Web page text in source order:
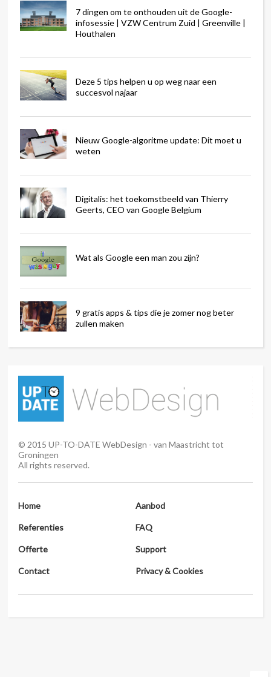
7 dingen om te onthouden uit de Google-
infosessie | VZW Centrum Zuid | Greenville |
Houthalen
Deze 5 tips helpen u op weg naar een
succesvol najaar
Nieuw Google-algoritme update: Dit moet u
weten
Digitalis: het toekomstbeeld van Thierry
Geerts, CEO van Google Belgium
Wat als Google een man zou zijn?
9 gratis apps & tips die je zomer nog beter
zullen maken
© 2015 UP-TO-DATE WebDesign - van Maastricht tot
Groningen
All rights reserved.
Home Aanbod
Referenties FAQ
Offerte Support
Contact Privacy & Cookies